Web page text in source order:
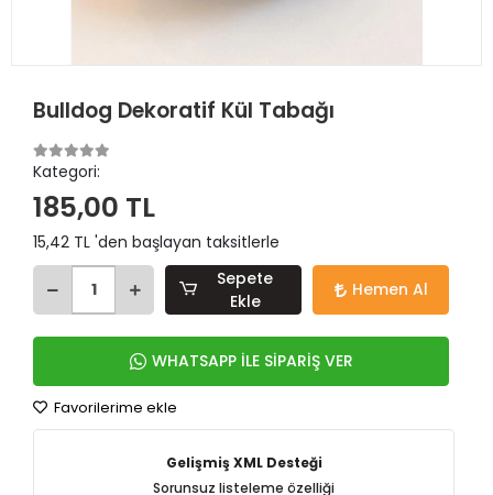
Bulldog Dekoratif Kül Tabağı
Kategori:
185,00 TL
15,42 TL 'den başlayan taksitlerle
Sepete
Ekle
Hemen Al
WHATSAPP İLE SİPARİŞ VER
Favorilerime ekle
Gelişmiş XML Desteği
Sorunsuz listeleme özelliği